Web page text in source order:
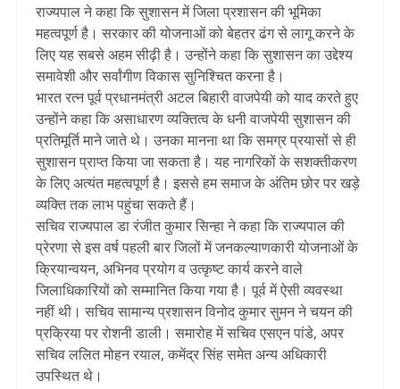
राज्यपाल ने कहा कि सुशासन में जिला प्रशासन की भूमिका
महत्वपूर्ण है। सरकार की योजनाओं को बेहतर ढंग से लागू करने के
लिए यह सबसे अहम सीढ़ी है। उन्होंने कहा कि सुशासन का उद्देश्य
समावेशी और सर्वांगीण विकास सुनिश्चित करना है।
भारत रत्न पूर्व प्रधानमंत्री अटल बिहारी वाजपेयी को याद करते हुए
उन्होंने कहा कि असाधारण व्यक्तित्व के धनी वाजपेयी सुशासन की
प्रतिमूर्ति माने जाते थे। उनका मानना था कि समग्र प्रयासों से ही
सुशासन प्राप्त किया जा सकता है। यह नागरिकों के सशक्तीकरण
के लिए अत्यंत महत्वपूर्ण है। इससे हम समाज के अंतिम छोर पर खड़े
व्यक्ति तक लाभ पहुंचा सकते हैं।
सचिव राज्यपाल डा रंजीत कुमार सिन्हा ने कहा कि राज्यपाल की
प्रेरणा से इस वर्ष पहली बार जिलों में जनकल्याणकारी योजनाओं के
क्रियान्वयन, अभिनव प्रयोग व उत्कृष्ट कार्य करने वाले
जिलाधिकारियों को सम्मानित किया गया है। पूर्व में ऐसी व्यवस्था
नहीं थी। सचिव सामान्य प्रशासन विनोद कुमार सुमन ने चयन की
प्रक्रिया पर रोशनी डाली। समारोह में सचिव एसएन पांडे, अपर
सचिव ललित मोहन रयाल, कमेंद्र सिंह समेत अन्य अधिकारी
उपस्थित थे।